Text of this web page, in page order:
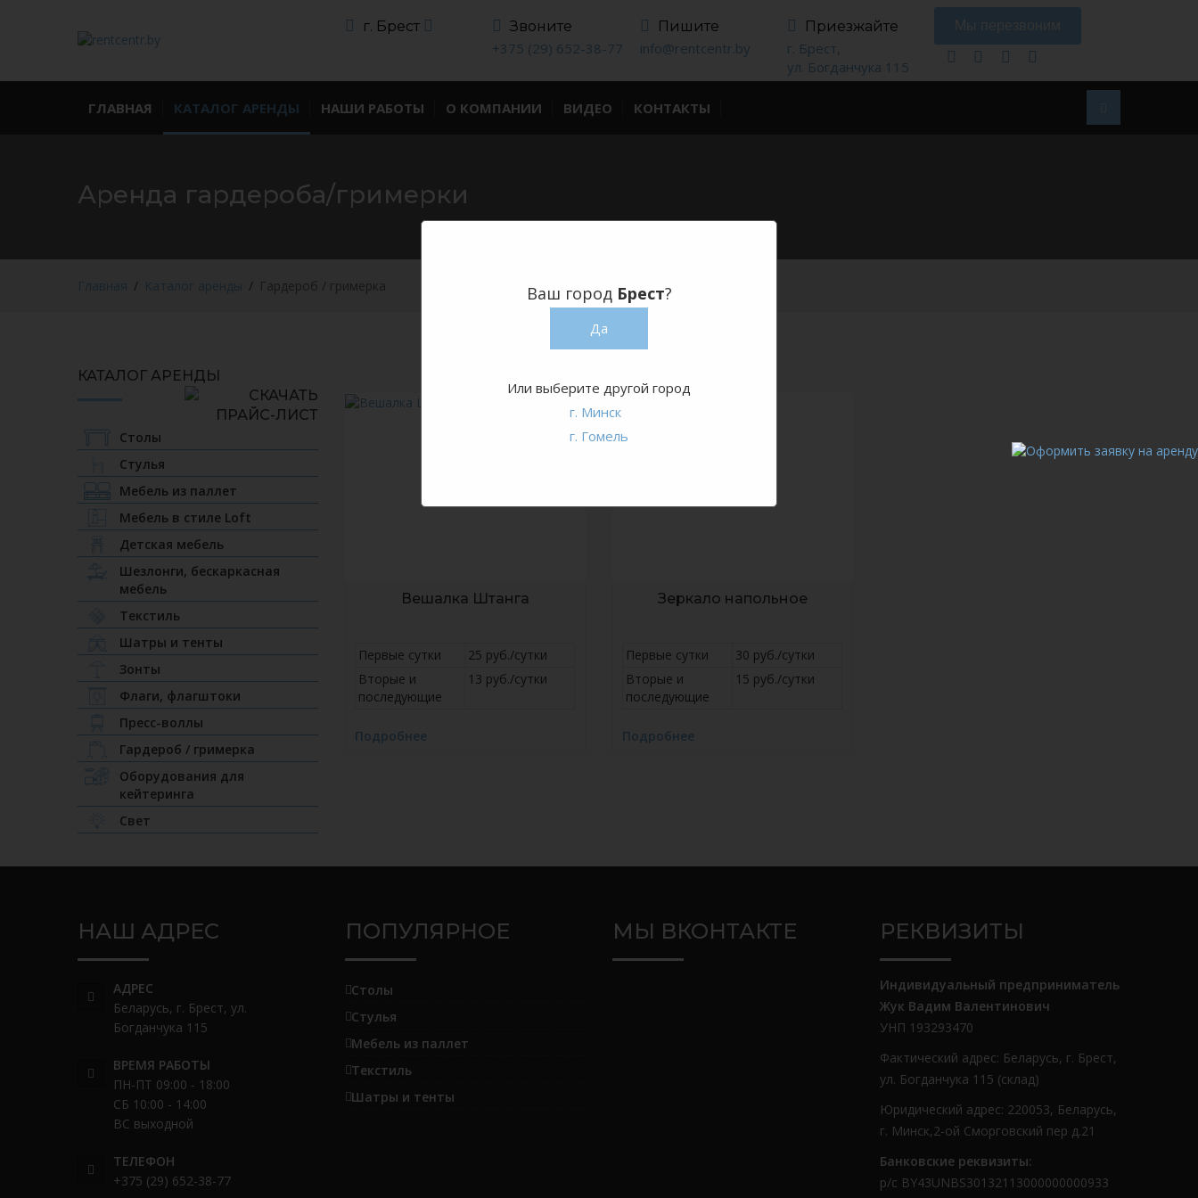
г. Брест Звоните
+375 (29) 652-38-77
Пишите
info@rentcentr.by
Приезжайте
г. Брест,
ул. Богданчука 115
ГЛАВНАЯ КАТАЛОГ АРЕНДЫ НАШИ РАБОТЫ О КОМПАНИИ ВИДЕО КОНТАКТЫ
Аренда гардероба/гримерки
Главная Каталог аренды Гардероб / гримерка
КАТАЛОГ АРЕНДЫ
Столы
Стулья
Мебель из паллет
Мебель в стиле Loft
Детская мебель
Шезлонги, бескаркасная
мебель
Текстиль
Шатры и тенты
Зонты
Флаги, флагштоки
Пресс-воллы
Гардероб / гримерка
Оборудования для
кейтеринга
Свет
Вешалка Штанга
Первые сутки
25 руб./сутки
Вторые и
последующие
13 руб./сутки
Подробнее
Зеркало напольное
Первые сутки
30 руб./сутки
Вторые и
последующие
15 руб./сутки
Подробнее
НАШ АДРЕС
АДРЕС
Беларусь, г. Брест, ул.
Богданчука 115
ВРЕМЯ РАБОТЫ
ПН-ПТ 09:00 - 18:00
СБ 10:00 - 14:00
ВС выходной
ТЕЛЕФОН
+375 (29) 652-38-77
ПОПУЛЯРНОЕ
Столы
Стулья
Мебель из паллет
Текстиль
Шатры и тенты
МЫ ВКОНТАКТЕ РЕКВИЗИТЫ
Индивидуальный предприниматель
Жук Вадим Валентинович
УНП 193293470
Фактический адрес: Беларусь, г. Брест,
ул. Богданчука 115 (склад)
Юридический адрес: 220053, Беларусь,
г. Минск,2-ой Сморговский пер д.21
Банковские реквизиты:
р/с BY43UNBS30132113000000000933
Ваш город Брест?
Да
Или выберите другой город
г. Минск
г. Гомель